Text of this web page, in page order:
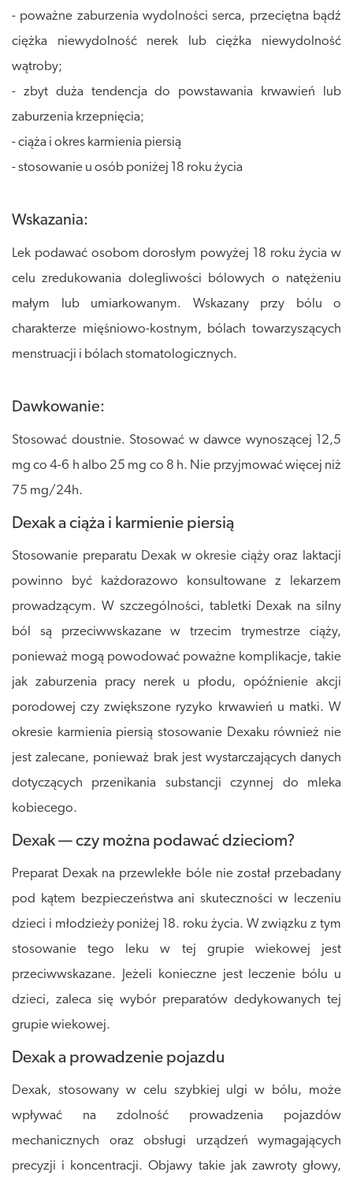
- poważne zaburzenia wydolności serca, przeciętna bądź
ciężka niewydolność nerek lub ciężka niewydolność
wątroby;
- zbyt duża tendencja do powstawania krwawień lub
zaburzenia krzepnięcia;
- ciąża i okres karmienia piersią
- stosowanie u osób poniżej 18 roku życia
Wskazania:
Lek podawać osobom dorosłym powyżej 18 roku życia w
celu zredukowania dolegliwości bólowych o natężeniu
małym lub umiarkowanym. Wskazany przy bólu o
charakterze mięśniowo-kostnym, bólach towarzyszących
menstruacji i bólach stomatologicznych.
Dawkowanie:
Stosować doustnie. Stosować w dawce wynoszącej 12,5
mg co 4-6 h albo 25 mg co 8 h. Nie przyjmować więcej niż
75 mg/24h.
Dexak a ciąża i karmienie piersią
Stosowanie preparatu Dexak w okresie ciąży oraz laktacji
powinno być każdorazowo konsultowane z lekarzem
prowadzącym. W szczególności, tabletki Dexak na silny
ból są przeciwwskazane w trzecim trymestrze ciąży,
ponieważ mogą powodować poważne komplikacje, takie
jak zaburzenia pracy nerek u płodu, opóźnienie akcji
porodowej czy zwiększone ryzyko krwawień u matki. W
okresie karmienia piersią stosowanie Dexaku również nie
jest zalecane, ponieważ brak jest wystarczających danych
dotyczących przenikania substancji czynnej do mleka
kobiecego.
Dexak — czy można podawać dzieciom?
Preparat Dexak na przewlekłe bóle nie został przebadany
pod kątem bezpieczeństwa ani skuteczności w leczeniu
dzieci i młodzieży poniżej 18. roku życia. W związku z tym
stosowanie tego leku w tej grupie wiekowej jest
przeciwwskazane. Jeżeli konieczne jest leczenie bólu u
dzieci, zaleca się wybór preparatów dedykowanych tej
grupie wiekowej.
Dexak a prowadzenie pojazdu
Dexak, stosowany w celu szybkiej ulgi w bólu, może
wpływać na zdolność prowadzenia pojazdów
mechanicznych oraz obsługi urządzeń wymagających
precyzji i koncentracji. Objawy takie jak zawroty głowy,